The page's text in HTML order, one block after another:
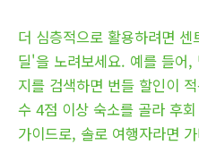
더 심층적으로 활용하려면
딜'을 노려보세요. 예를 들어
지를 검색하면 번들 할인이
수 4점 이상 숙소를 골라 후
가이드로, 솔로 여행자라면